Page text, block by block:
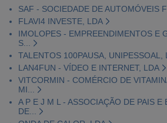
SAF - SOCIEDADE DE AUTOMÓVEIS
FLAVI4 INVESTE, LDA
IMOLOPES - EMPREENDIMENTOS E
S...
TALENTOS 100PAUSA, UNIPESSOAL,
LAN4FUN - VÍDEO E INTERNET, LDA
VITCORMIN - COMÉRCIO DE
MI...
A P E J M L - ASSOCIAÇÃO DE PAIS E
DE...